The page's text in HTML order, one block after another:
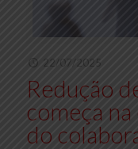
22/07/2025
Redução
começa
do